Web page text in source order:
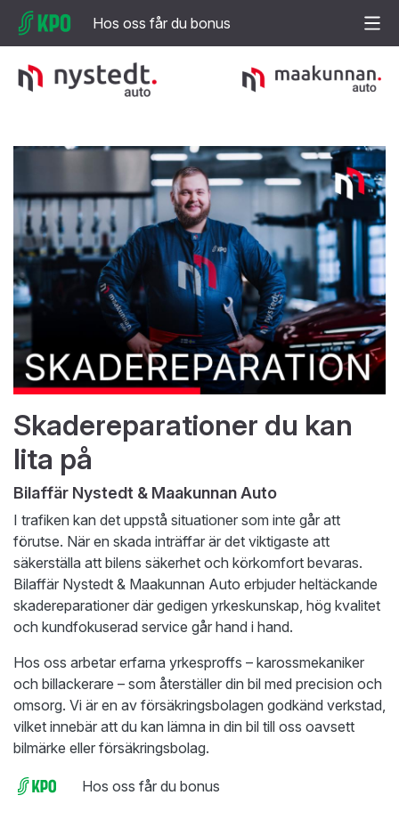
Hos oss får du bonus
Skadereparationer du kan
lita på
Bilaffär Nystedt & Maakunnan Auto
I trafiken kan det uppstå situationer som inte går att
förutse. När en skada inträffar är det viktigaste att
säkerställa att bilens säkerhet och körkomfort bevaras.
Bilaffär Nystedt & Maakunnan Auto erbjuder heltäckande
skadereparationer där gedigen yrkeskunskap, hög kvalitet
och kundfokuserad service går hand i hand.
Hos oss arbetar erfarna yrkesproffs – karossmekaniker
och billackerare – som återställer din bil med precision och
omsorg. Vi är en av försäkringsbolagen godkänd verkstad,
vilket innebär att du kan lämna in din bil till oss oavsett
bilmärke eller försäkringsbolag.
Hos oss får du bonus